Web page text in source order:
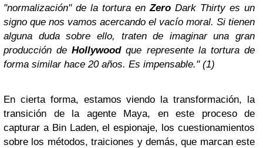
"normalización" de la tortura enZero Dark Thirty es un
signo que nos vamos acercando el vacío moral. Si tienen
alguna duda sobre ello, traten de imaginar una gran
producción deHollywoodque represente la tortura de
forma similar hace 20 años. Es impensable." (1)
En cierta forma, estamos viendo la transformación, la
transición de la agente Maya, en este proceso de
capturar a Bin Laden, el espionaje, los cuestionamientos
sobre los métodos, traiciones y demás, que marcan este